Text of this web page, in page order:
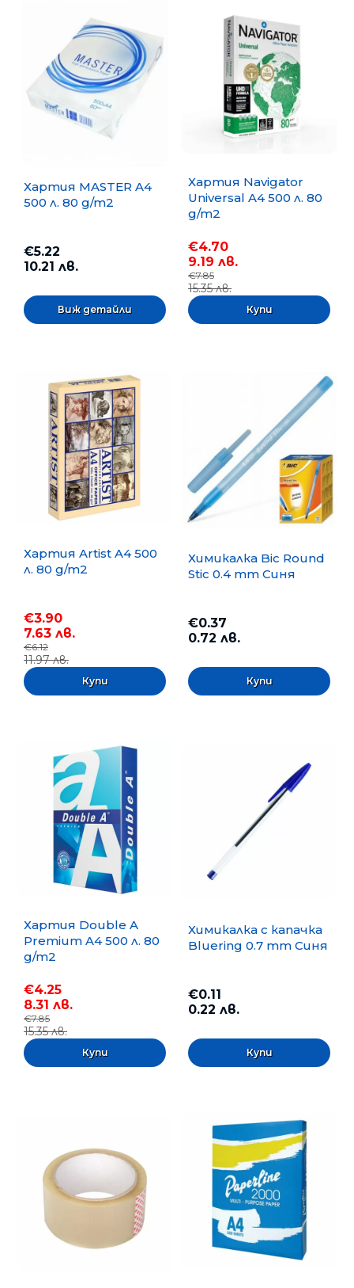
Хартия MASTER A4
500 л. 80 g/m2
€5.22
10.21 лв.
Виж детайли
Хартия Navigator
Universal A4 500 л. 80
g/m2
€4.70
9.19 лв.
€7.85
15.35 лв.
Хартия Artist A4 500
л. 80 g/m2
€3.90
7.63 лв.
€6.12
11.97 лв.
Химикалка Bic Round
Stic 0.4 mm Синя
€0.37
0.72 лв.
Хартия Double A
Premium A4 500 л. 80
g/m2
€4.25
8.31 лв.
€7.85
15.35 лв.
Химикалка с капачка
Bluering 0.7 mm Синя
€0.11
0.22 лв.